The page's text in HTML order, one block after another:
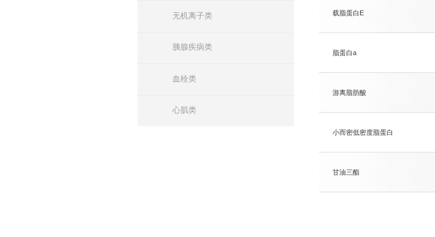
无机离子类
胰腺疾病类
血栓类
心肌类
载脂蛋白E
脂蛋白a
游离脂肪酸
小而密低密度脂蛋白
甘油三酯